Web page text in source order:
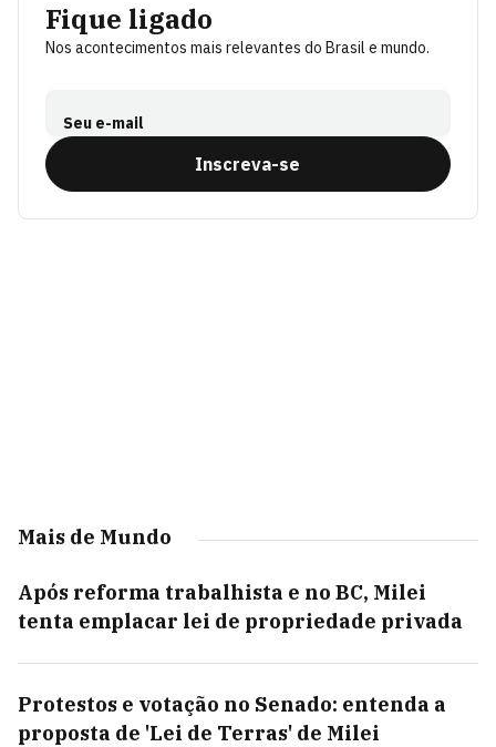
Fique ligado
Nos acontecimentos mais relevantes do Brasil e mundo.
Seu e-mail
Inscreva-se
Mais de Mundo
Após reforma trabalhista e no BC, Milei
tenta emplacar lei de propriedade privada
Protestos e votação no Senado: entenda a
proposta de 'Lei de Terras' de Milei